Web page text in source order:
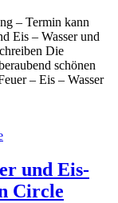
– Termin kann
Eis – Wasser und
Die
schönen
– Eis – Wasser
und Eis-
Circle